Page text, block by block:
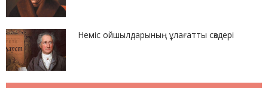
Неміс ойшылдарының ұлағатты сөздері